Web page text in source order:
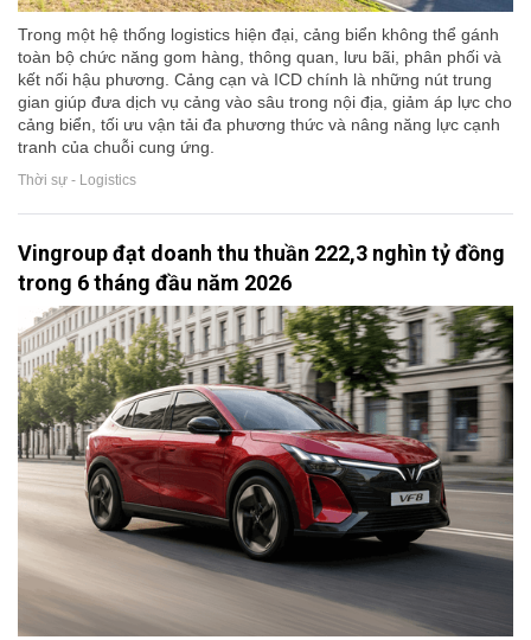
Trong một hệ thống logistics hiện đại, cảng biển không thể gánh
toàn bộ chức năng gom hàng, thông quan, lưu bãi, phân phối và
kết nối hậu phương. Cảng cạn và ICD chính là những nút trung
gian giúp đưa dịch vụ cảng vào sâu trong nội địa, giảm áp lực cho
cảng biển, tối ưu vận tải đa phương thức và nâng năng lực cạnh
tranh của chuỗi cung ứng.
Thời sự - Logistics
Vingroup đạt doanh thu thuần 222,3 nghìn tỷ đồng
trong 6 tháng đầu năm 2026